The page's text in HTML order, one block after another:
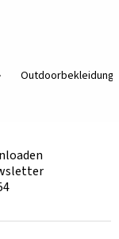
Outdoorbekleidung